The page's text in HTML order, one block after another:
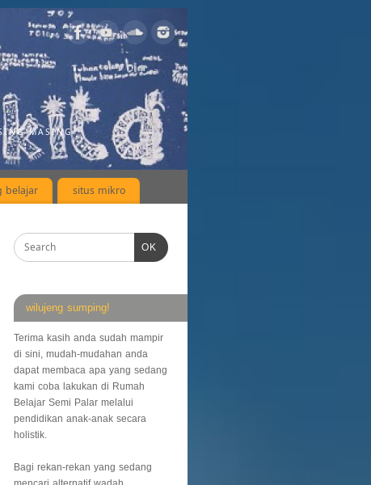
MASING
belajar situs mikro
OK
wilujeng sumping!
Terima kasih anda sudah mampir
di sini, mudah-mudahan anda
dapat membaca apa yang sedang
kami coba lakukan di Rumah
Belajar Semi Palar melalui
pendidikan anak-anak secara
holistik.
Bagi rekan-rekan yang sedang